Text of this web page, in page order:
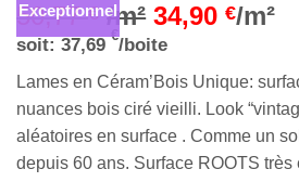
Exceptionnel
50,77€ /m² 34,90€/m²
soit: 37,69 €/boite
Lames en Céram’Bois Unique:
nuances bois ciré vieilli. Look
aléatoires en surface . Comme un
depuis 60 ans. Surface ROOTS